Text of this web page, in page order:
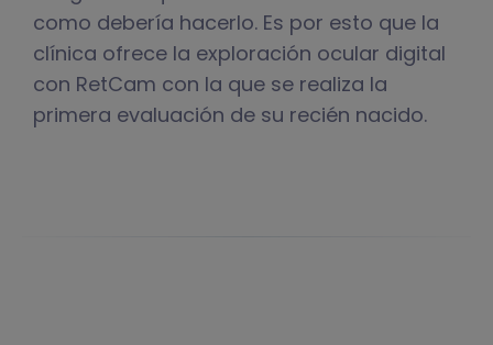
como debería hacerlo. Es por esto que la
clínica ofrece la exploración ocular digital
con RetCam con la que se realiza la
primera evaluación de su recién nacido.